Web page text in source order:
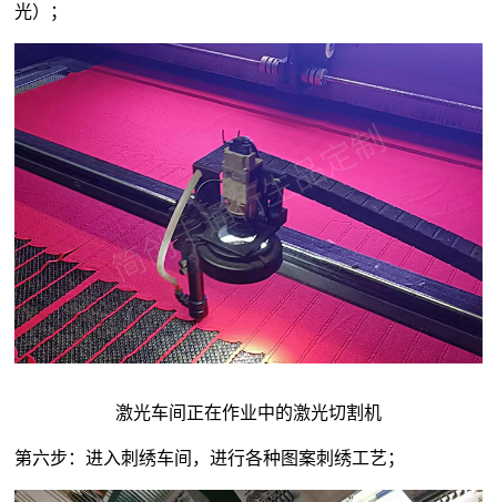
光）；
激光车间正在作业中的激光切割机
第六步：进入刺绣车间，进行各种图案刺绣工艺；